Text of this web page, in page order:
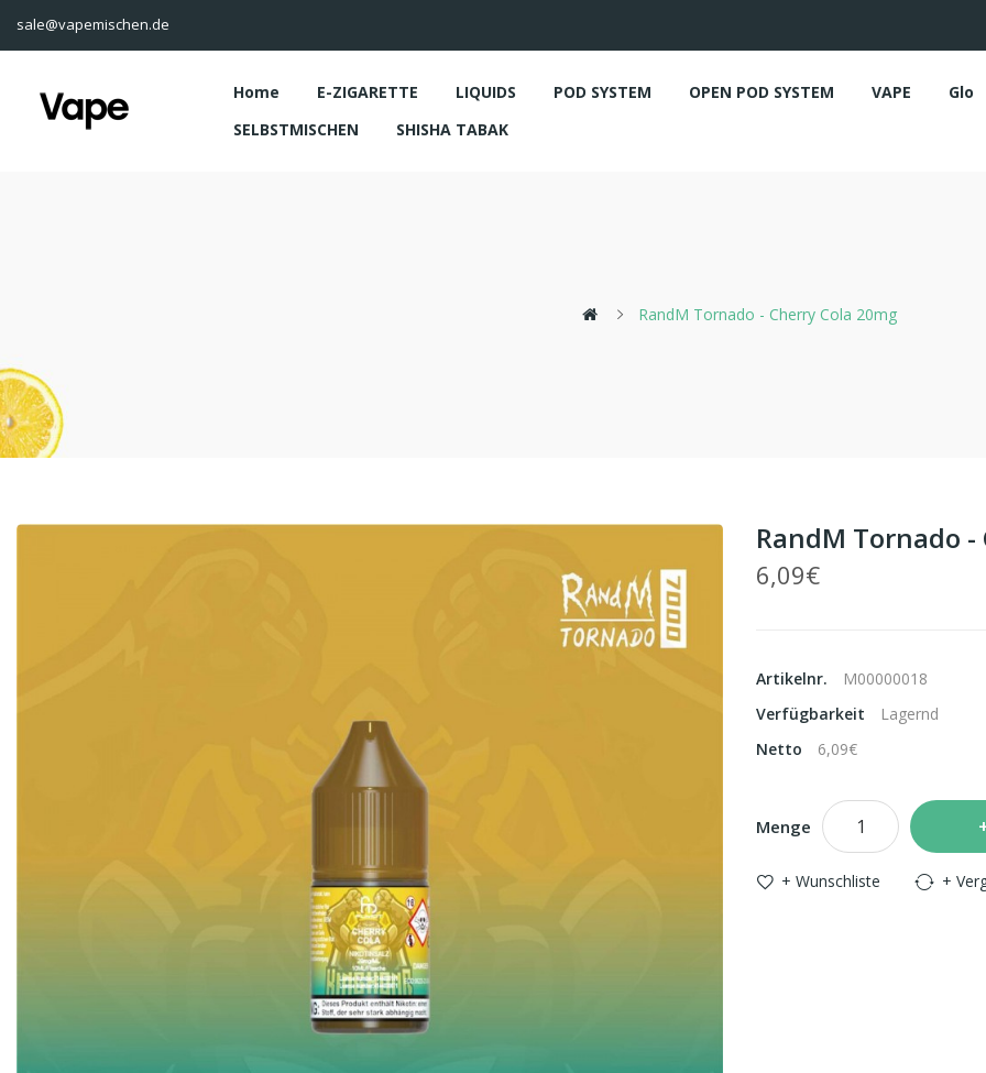
sale@vapemischen.de
Home E-ZIGARETTE LIQUIDS POD SYSTEM OPEN POD SYSTEM VAPE
Glo
SELBSTMISCHEN
SHISHA TABAK
RandM Tornado - Cherry Cola 20mg
RandM Tornado
6,09€
Artikelnr.
M00000018
Verfügbarkeit
Lagernd
Netto
6,09€
Menge
+ Wunschliste +